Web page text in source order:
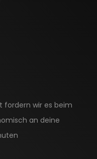
fordern wir es beim
an deine